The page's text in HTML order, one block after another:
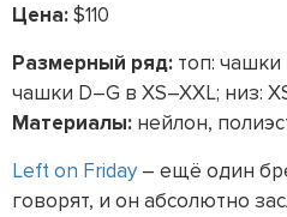
Цена:$110
Размерный ряд: топ: чашки
чашки D–G в XS–XXL; низ:
Материалы: нейлон,
Left on Friday – ещё один
говорят, и он абсолютно